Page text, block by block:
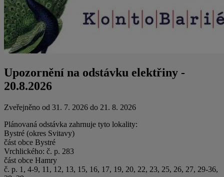
Upozornění na odstávku elektřiny -
20.8.2026
Zveřejněno od 31. 7. 2026 do 21. 8. 2026
Plánovaná odstávka zahrnuje tyto lokality:
Bystré (okres Svitavy)
část obce Bystré
Vrchlického: č. p. 283
část obce Hamry
č. p. 1, 4-9, 11, 12, 13, 15, 16, 17, 19, 20, 22, 23, 25, 26, 27, 29-36,